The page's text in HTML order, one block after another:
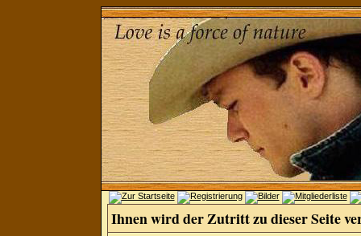
Ihnen wird der Zutritt zu dieser Seite